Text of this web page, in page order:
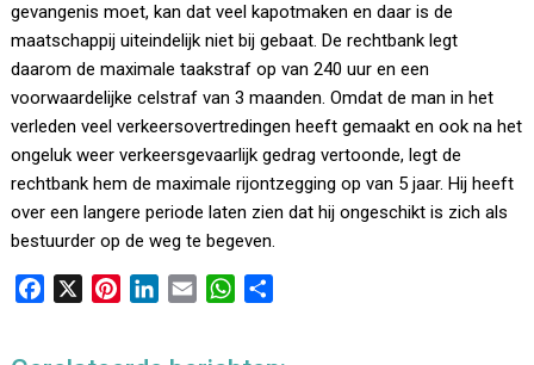
gevangenis moet, kan dat veel kapotmaken en daar is de
maatschappij uiteindelijk niet bij gebaat. De rechtbank legt
daarom de maximale taakstraf op van 240 uur en een
voorwaardelijke celstraf van 3 maanden. Omdat de man in het
verleden veel verkeersovertredingen heeft gemaakt en ook na het
ongeluk weer verkeersgevaarlijk gedrag vertoonde, legt de
rechtbank hem de maximale rijontzegging op van 5 jaar. Hij heeft
over een langere periode laten zien dat hij ongeschikt is zich als
bestuurder op de weg te begeven.
W